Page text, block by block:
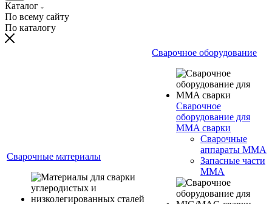
Каталог
По всему сайту
По каталогу
Сварочные материалы
Сварочное оборудование
Сварочное
оборудование для
MMA сварки
Сварочные
аппараты MMA
Запасные части
MMA